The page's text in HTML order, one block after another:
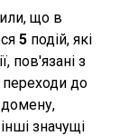
що в
5 подій, які
пов'язані з
до
домену,
значущі